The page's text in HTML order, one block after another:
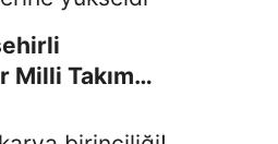
Milli Takım